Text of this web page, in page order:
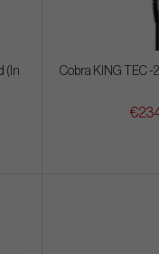
(In
Cobra KING TEC -